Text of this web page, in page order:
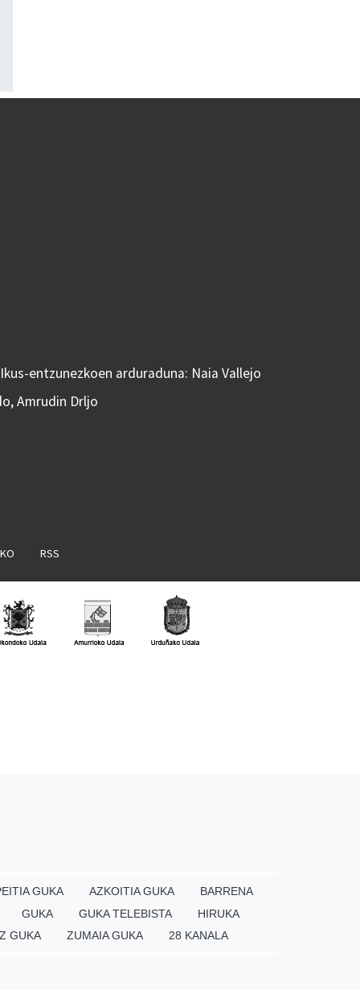
entzunezkoen arduraduna: Naia Vallejo
Amrudin Drljo
RSS
GUKA AZKOITIA GUKA
BARRENA
GUKA
GUKA TELEBISTA
HIRUKA
GUKA
ZUMAIA GUKA 28 KANALA